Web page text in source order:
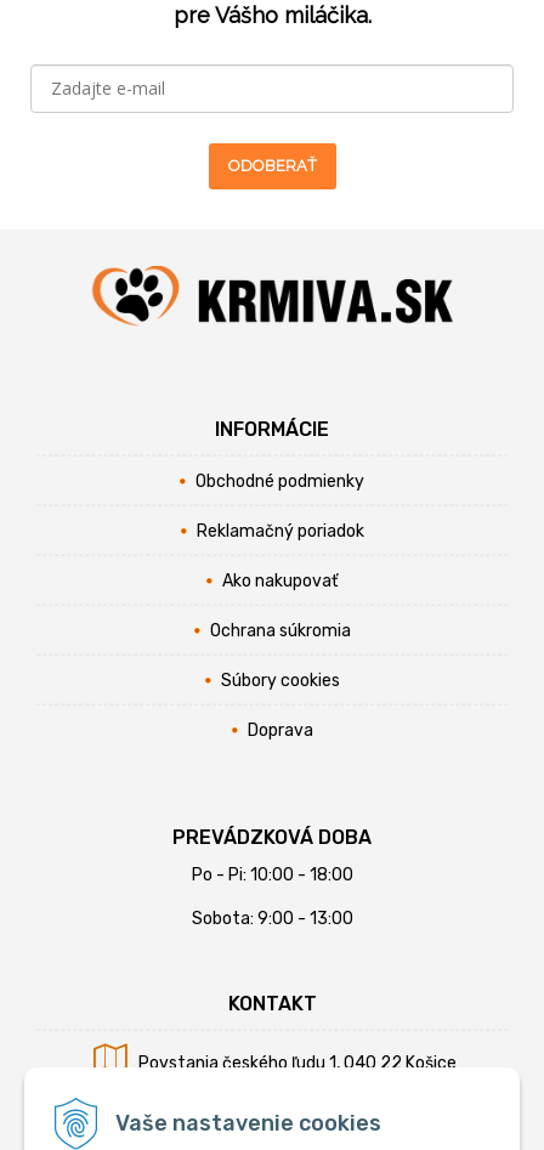
Vaše nastavenie cookies
pre Vášho miláčika.
ODOBERAŤ
INFORMÁCIE
Obchodné podmienky
Reklamačný poriadok
Ako nakupovať
Ochrana súkromia
Súbory cookies
Doprava
PREVÁDZKOVÁ DOBA
Po - Pi: 10:00 - 18:00
Sobota: 9:00 - 13:00
KONTAKT
Povstania českého ľudu 1, 040 22 Košice
Mobil:+421 902 794 355